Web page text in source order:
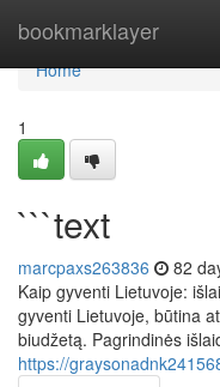
bookmarklayer
Home
Home
1
```text
marcpaxs263836 82
Kaip gyventi Lietuvoje:
gyventi Lietuvoje, būtina
biudžetą. Pagrindinės
https://